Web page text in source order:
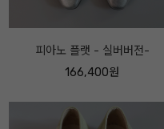
미우 메리제인 램스킨 스니커즈 +
블랙추가 + 봄여름 오너추천-